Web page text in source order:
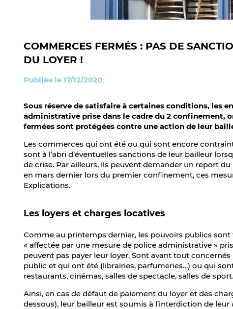
COMMERCES FERMÉS : PAS DE
DU LOYER !
Publiée le 17/12/2020
Sous réserve de satisfaire à certaines conditions, les
administrative prise dans le cadre du 2 confinement,
fermées sont protégées contre une action de leur
Les commerces qui ont été ou qui sont encore
sont à l’abri d’éventuelles sanctions de leur bailleur
de crise. Par ailleurs, ils peuvent demander un report
en mars dernier lors du premier confinement, ces
Explications.
Les loyers et charges locatives
Comme au printemps dernier, les pouvoirs publics
« affectée par une mesure de police administrative »
peuvent pas payer leur loyer. Sont avant tout
public et qui ont été (librairies, parfumeries…) ou qui
restaurants, cinémas, salles de spectacle, salles de
Ainsi, en cas de défaut de paiement du loyer et des
dessous), leur bailleur est soumis à l’interdiction de